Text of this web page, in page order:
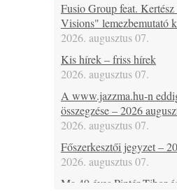
Fusio Group feat.
Visions" lemezbemutató
2026. augusztus 07.
Kis hírek – friss hírek
2026. augusztus 07.
A www.jazzma.hu-n
összegzése – 2026
2026. augusztus 07.
Főszerkesztői jegyzet –
2026. augusztus 07.
Ma 49 éves Pintér Tibor